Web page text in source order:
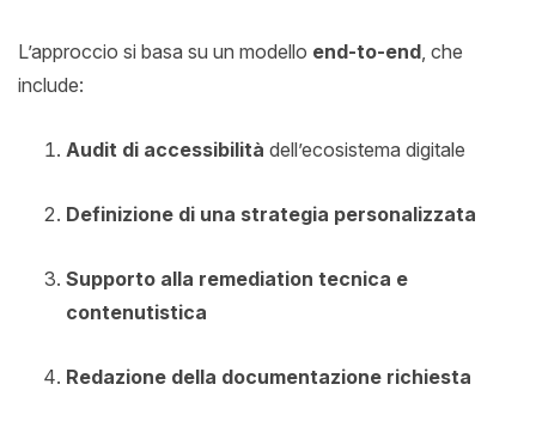
L’approccio si basa su un modello end-to-end , che
include:
Audit di accessibilità dell’ecosistema digitale
Definizione di una strategia personalizzata
Supporto alla remediation tecnica e
contenutistica
Redazione della documentazione richiesta